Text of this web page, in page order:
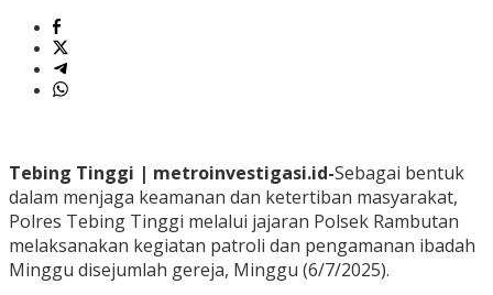
Tebing Tinggi | metroinvestigasi.id-Sebagai bentuk
dalam menjaga keamanan dan ketertiban masyarakat,
Polres Tebing Tinggi melalui jajaran Polsek Rambutan
melaksanakan kegiatan patroli dan pengamanan ibadah
Minggu disejumlah gereja, Minggu (6/7/2025).